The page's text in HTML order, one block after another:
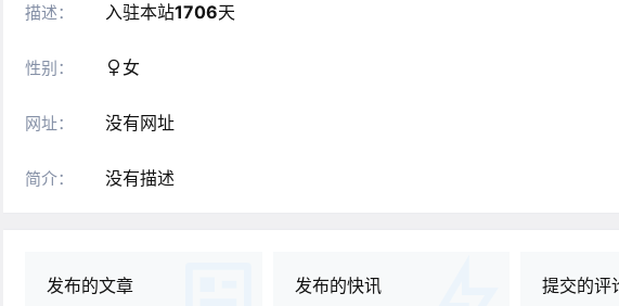
描述： 入驻本站1706天
性别： 女
网址： 没有网址
简介： 没有描述
发布的文章 发布的快讯 提交的评